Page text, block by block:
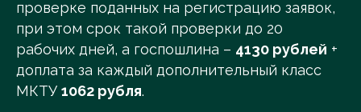
проверке поданных на регистрацию заявок,
при этом срок такой проверки до 20
рабочих дней, а госпошлина – 4130 рублей +
доплата за каждый дополнительный класс
МКТУ 1062 рубля.